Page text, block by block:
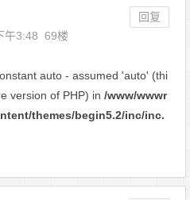
回复
午3:48 69楼
auto - assumed 'auto' (thi
version of PHP) in/www/wwwr
themes/begin5.2/inc/inc.